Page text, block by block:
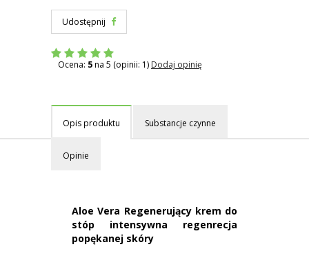
Udostępnij
Ocena: 5na 5 (opinii: 1) Dodaj opinię
Opis produktu Substancje czynne
Opinie
Aloe Vera Regenerujący krem do
stóp intensywna regenrecja
popękanej skóry